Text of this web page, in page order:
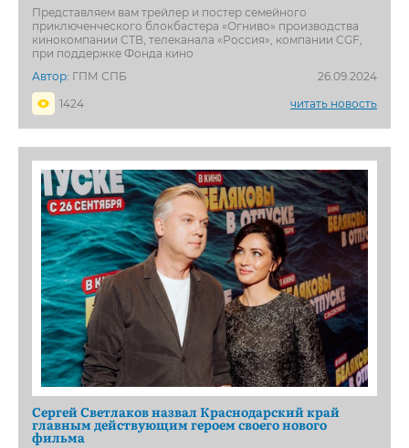
Представляем вам трейлер и постер семейного
приключенческого блокбастера «Огниво» производства
кинокомпании СТВ, телеканала «Россия», компании CGF,
при поддержке Фонда кино
Автор: ГПМ СПБ
26.09.2024
1424
читать новость
Сергей Светлаков назвал Краснодарский край
главным действующим героем своего нового
фильма